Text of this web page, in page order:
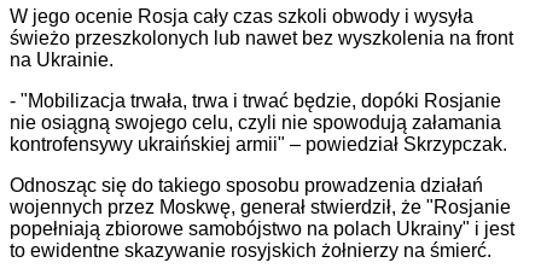
W jego ocenie Rosja cały czas szkoli obwody i wysyła
świeżo przeszkolonych lub nawet bez wyszkolenia na front
na Ukrainie.
- "Mobilizacja trwała, trwa i trwać będzie, dopóki Rosjanie
nie osiągną swojego celu, czyli nie spowodują załamania
kontrofensywy ukraińskiej armii" – powiedział Skrzypczak.
Odnosząc się do takiego sposobu prowadzenia działań
wojennych przez Moskwę, generał stwierdził, że "Rosjanie
popełniają zbiorowe samobójstwo na polach Ukrainy" i jest
to ewidentne skazywanie rosyjskich żołnierzy na śmierć.